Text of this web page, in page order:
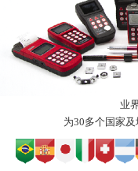
业
为30多个国家